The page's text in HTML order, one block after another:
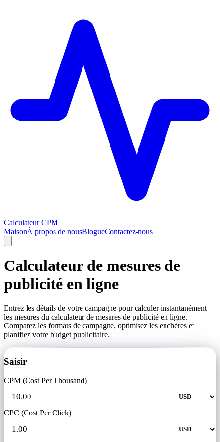
Calculateur CPM
MaisonÀ propos de nousBlogueContactez-nous
Calculateur de mesures de
publicité en ligne
Entrez les détails de votre campagne pour calculer instantanément
les mesures du calculateur de mesures de publicité en ligne.
Comparez les formats de campagne, optimisez les enchères et
planifiez votre budget publicitaire.
Saisir
CPM (Cost Per Thousand)
CPC (Cost Per Click)